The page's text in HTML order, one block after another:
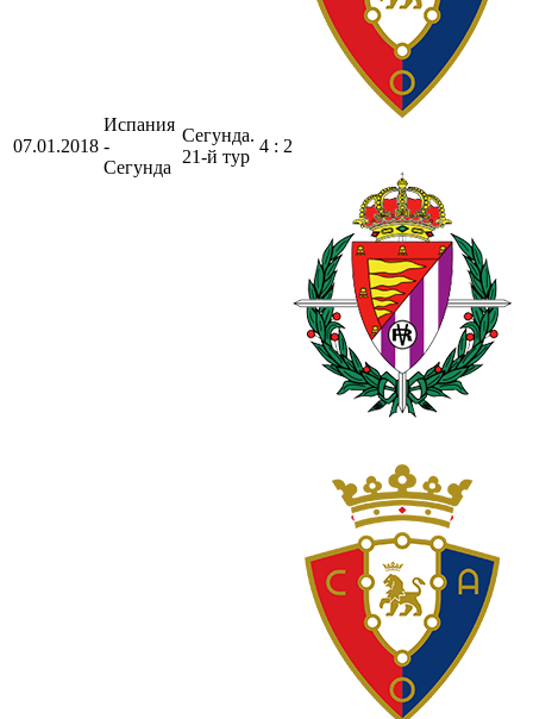
07.01.2018
Испания
-
Сегунда
Сегунда.
21-й тур
4 : 2